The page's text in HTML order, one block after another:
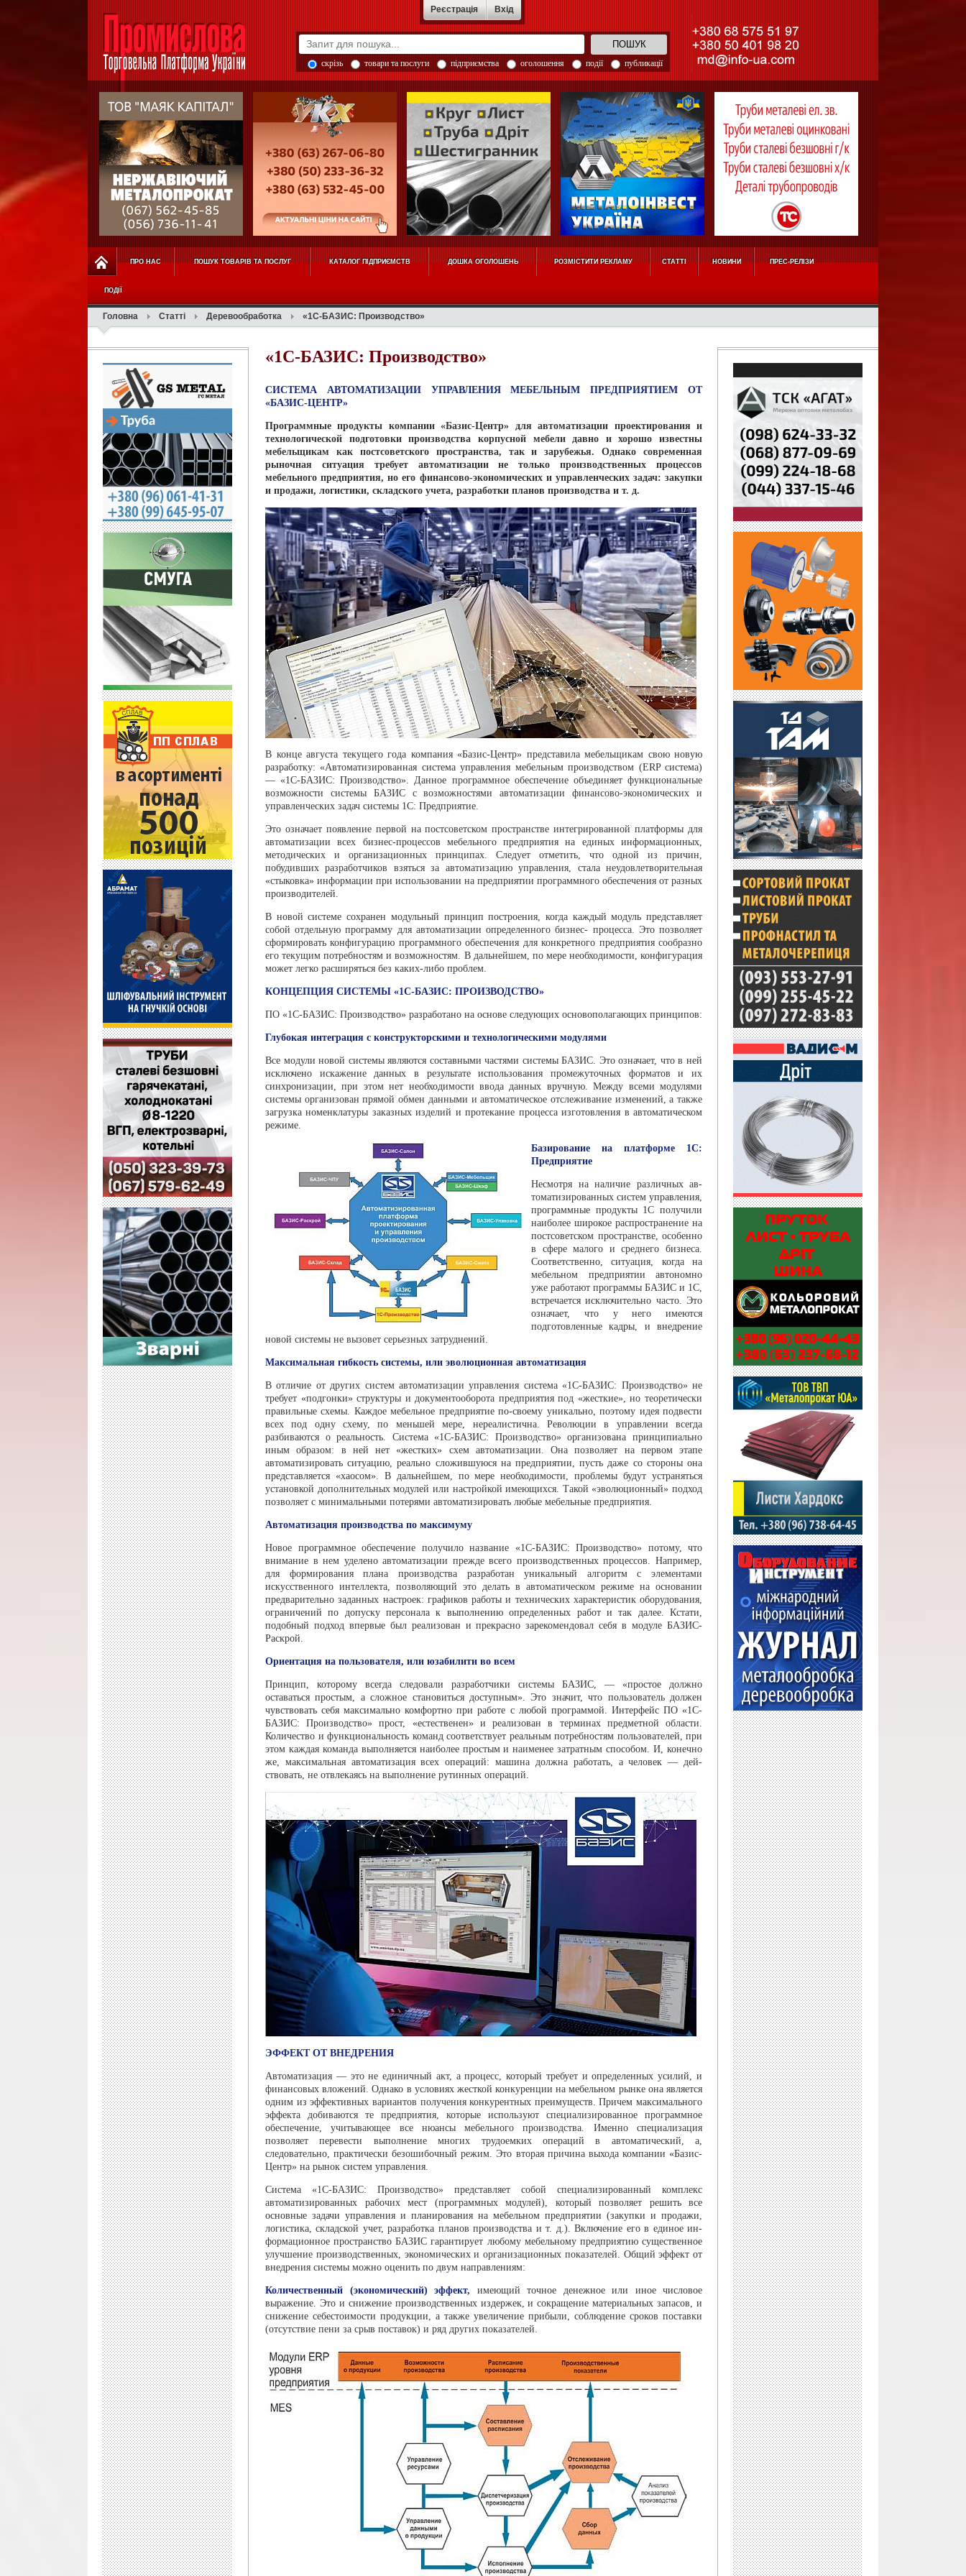
Реєстрація Вхід
скрізь товари та послуги підприємства оголошення події публикації
ПРО НАС ПОШУК ТОВАРІВ ТА ПОСЛУГ КАТАЛОГ ПІДПРИЄМСТВ ДОШКА ОГОЛОШЕНЬ РОЗМІСТИТИ РЕКЛАМУ СТАТТІ НОВИНИ ПРЕС-РЕЛІЗИ
ПОДІЇ
Головна Статті Деревообработка «1С-БАЗИС: Производство»
«1С-БАЗИС: Производство»
СИСТЕМА АВТОМАТИЗАЦИИ УПРАВЛЕНИЯ МЕБЕЛЬНЫМ ПРЕДПРИЯТИЕМ ОТ
«БАЗИС-ЦЕНТР»
Программные продукты компании «Базис-Центр» для автоматизации проектирования и
технологической подготовки производства корпусной мебели давно и хорошо известны
мебельщикам как постсоветского пространства, так и зарубежья. Однако современная
рыночная ситуация требует автоматизации не только производственных процессов
мебельного предприятия, но его финансово-экономических и управленческих задач: закупки
и продажи, логистики, складского учета, разработки планов производства и т. д.
В конце августа текущего года компания «Базис-Центр» представила мебельщи­кам свою новую
разработку: «Автомати­зированная система управления мебельным производством (ERP система)
— «1С-БАЗИС: Производство». Данное программное обе­спечение объединяет функциональные
воз­можности системы БАЗИС с возможностями автоматизации финансово-экономических и
управленческих задач системы 1С: Пред­приятие.
Это означает появление первой на постсоветском пространстве интегриро­ванной платформы для
автоматизации всех бизнес-процессов мебельного предприятия на единых информационных,
методических и организационных принципах. Следует от­метить, что одной из причин,
побудивших разработчиков взяться за автоматизацию управления, стала неудовлетворительная
«стыковка» информации при использовании на предприятии программного обеспече­ния от разных
производителей.
В новой системе сохранен модульный принцип построения, когда каждый модуль представляет
собой отдельную программу для автоматизации определенного бизнес- процесса. Это позволяет
сформировать кон­фигурацию программного обеспечения для конкретного предприятия сообразно
его текущим потребностям и возможностям. В дальнейшем, по мере необходимости, кон­фигурация
может легко расширяться без ка­ких-либо проблем.
КОНЦЕПЦИЯ СИСТЕМЫ «1С-БАЗИС: ПРОИЗВОДСТВО»
ПО «1С-БАЗИС: Производство» разрабо­тано на основе следующих основополагаю­щих принципов:
Глубокая интеграция с конструкторскими и технологическими модулями
Все модули новой системы являются составными частями системы БАЗИС. Это означает, что в ней
исключено искажение данных в результате использования про­межуточных форматов и их
синхронизации, при этом нет необходимости ввода данных вручную. Между всеми модулями
системы организован прямой обмен данными и ав­томатическое отслеживание изменений, а также
загрузка номенклатуры заказных из­делий и протекание процесса изготовления в автоматическом
режиме.
Базирование на платформе 1С:
Предприятие
Несмотря на наличие различных ав­
томатизированных систем управления,
программные продукты 1С получили
наи­более широкое распространение на
пост­советском пространстве, особенно
в сфере малого и среднего бизнеса.
Соответственно, ситуация, когда на
мебельном предприятии автономно
уже работают программы БА­ЗИС и 1С,
встречается исключительно часто. Это
означает, что у него имеются
подготов­ленные кадры, и внедрение
новой системы не вызовет серьезных затруднений.
Максимальная гибкость системы, или эволюционная автоматизация
В отличие от других систем автомати­зации управления система «1С-БАЗИС: Про­изводство» не
требует «подгонки» структу­ры и документооборота предприятия под «жесткие», но теоретически
правильные схемы. Каждое мебельное предприятие по-своему уникально, поэтому идея подве­сти
всех под одну схему, по меньшей мере, нереалистична. Революции в управлении всегда
разбиваются о реальность. Система «1С-БАЗИС: Производство» организована принципиально
иным образом: в ней нет «жестких» схем автоматизации. Она позво­ляет на первом этапе
автоматизировать ситуацию, реально сложившуюся на пред­приятии, пусть даже со стороны она
пред­ставляется «хаосом». В дальнейшем, по мере необходимости, проблемы будут устранять­ся
установкой дополнительных модулей или настройкой имеющихся. Такой «эволюци­онный» подход
позволяет с минимальными потерями автоматизировать любые мебель­ные предприятия.
Автоматизация производства по максимуму
Новое программное обеспечение по­лучило название «1С-БАЗИС: Производство» потому, что
внимание в нем уделено авто­матизации прежде всего производственных процессов. Например,
для формирования плана производства разработан уникаль­ный алгоритм с элементами
искусственного интеллекта, позволяющий это делать в ав­томатическом режиме на основании
пред­варительно заданных настроек: графиков работы и технических характеристик обору­дования,
ограничений по допуску персона­ла к выполнению определенных работ и так далее. Кстати,
подобный подход впервые был реализован и прекрасно зарекомендо­вал себя в модуле БАЗИС-
Раскрой.
Ориентация на пользователя, или юзабилити во всем
Принцип, которому всегда следовали разработчики системы БАЗИС, — «простое должно
оставаться простым, а сложное становиться доступным». Это значит, что пользователь должен
чувствовать себя максимально комфортно при работе с лю­бой программой. Интерфейс ПО «1С-
БАЗИС: Производство» прост, «естественен» и ре­ализован в терминах предметной области.
Количество и функциональность команд соответствует реальным потребностям пользователей, при
этом каждая команда выполняется наиболее простым и наименее затратным способом. И, конечно
же, мак­симальная автоматизация всех операций: машина должна работать, а человек — дей­
ствовать, не отвлекаясь на выполнение ру­тинных операций.
ЭФФЕКТ ОТ ВНЕДРЕНИЯ
Автоматизация — это не единичный акт, а процесс, который требует и определенных усилий, и
финансовых вложений. Однако в условиях жесткой конкуренции на мебель­ном рынке она является
одним из эффек­тивных вариантов получения конкурент­ных преимуществ. Причем максимального
эффекта добиваются те предприятия, кото­рые используют специализированное про­граммное
обеспечение, учитывающее все нюансы мебельного производства. Именно специализация
позволяет перевести выпол­нение многих трудоемких операций в авто­матический, а,
следовательно, практически безошибочный режим. Это вторая причина выхода компании «Базис-
Центр» на рынок систем управления.
Система «1С-БАЗИС: Производство» представляет собой специализированный комплекс
автоматизированных рабочих мест (программных модулей), который по­зволяет решить все
основные задачи управ­ления и планирования на мебельном пред­приятии (закупки и продажи,
логистика, складской учет, разработка планов произ­водства и т. д.). Включение его в единое ин­
формационное пространство БАЗИС гаран­тирует любому мебельному предприятию существенное
улучшение производствен­ных, экономических и организационных показателей. Общий эффект от
внедрения системы можно оценить по двум направле­ниям:
Количественный (экономиче­ский) эффект, имеющий точное денежное или иное числовое
выражение. Это и сниже­ние производственных издержек, и сокра­щение материальных запасов, и
снижение себестоимости продукции, а также увеличе­ние прибыли, соблюдение сроков поставки
(отсутствие пени за срыв поставок) и ряд других показателей.